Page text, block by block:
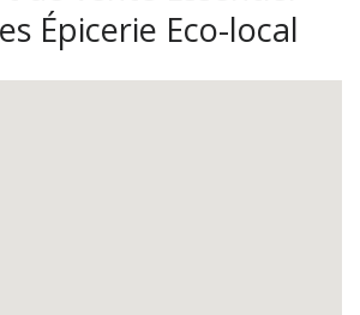
Épicerie Eco-local